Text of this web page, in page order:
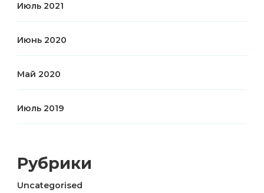
Июль 2021
Июнь 2020
Май 2020
Июль 2019
Рубрики
Uncategorised